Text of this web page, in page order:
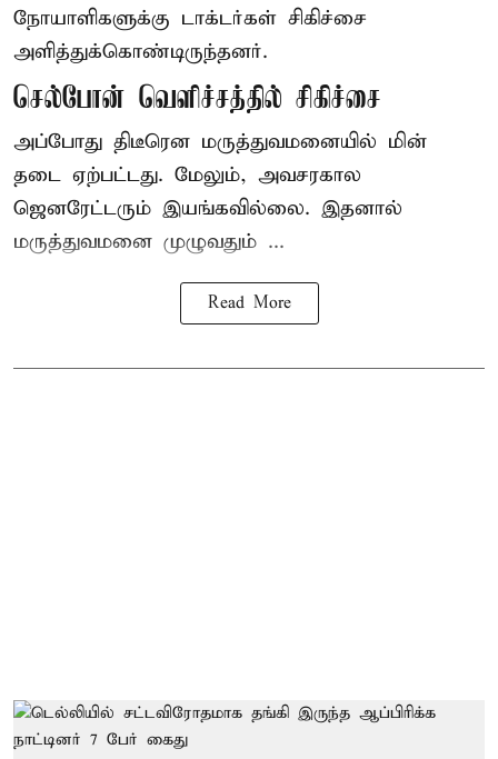
நோயாளிகளுக்கு டாக்டர்கள் சிகிச்சை
அளித்துக்கொண்டிருந்தனர்.
செல்போன் வெளிச்சத்தில் சிகிச்சை
அப்போது திடீரென மருத்துவமனையில் மின்
தடை ஏற்பட்டது. மேலும், அவசரகால
ஜெனரேட்டரும் இயங்கவில்லை. இதனால்
மருத்துவமனை முழுவதும் ...
Read More